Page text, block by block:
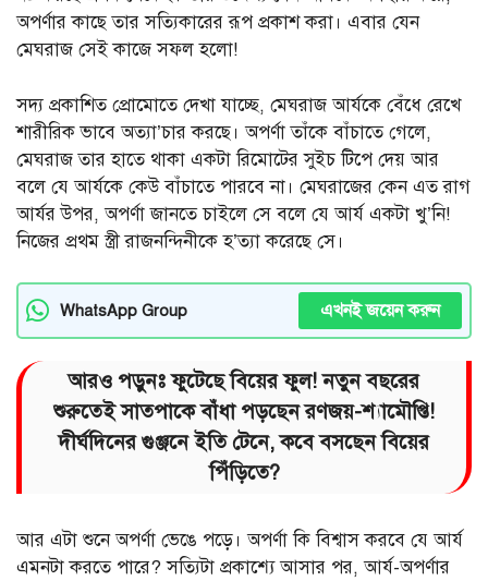
অপর্ণার কাছে তার সত্যিকারের রূপ প্রকাশ করা। এবার যেন
মেঘরাজ সেই কাজে সফল হলো!
সদ্য প্রকাশিত প্রোমোতে দেখা যাচ্ছে, মেঘরাজ আর্যকে বেঁধে রেখে
শারীরিক ভাবে অত্যা’চার করছে। অপর্ণা তাঁকে বাঁচাতে গেলে,
মেঘরাজ তার হাতে থাকা একটা রিমোটের সুইচ টিপে দেয় আর
বলে যে আর্যকে কেউ বাঁচাতে পারবে না। মেঘরাজের কেন এত রাগ
আর্যর উপর, অপর্ণা জানতে চাইলে সে বলে যে আর্য একটা খু’নি!
নিজের প্রথম স্ত্রী রাজনন্দিনীকে হ’ত্যা করেছে সে।
WhatsApp Group এখনই জয়েন করুন
আরও পড়ুনঃ ফুটেছে বিয়ের ফুল! নতুন বছরের
শুরুতেই সাতপাকে বাঁধা পড়ছেন রণজয়-শ্যামৌপ্তি!
দীর্ঘদিনের গুঞ্জনে ইতি টেনে, কবে বসছেন বিয়ের
পিঁড়িতে?
আর এটা শুনে অপর্ণা ভেঙে পড়ে। অপর্ণা কি বিশ্বাস করবে যে আর্য
এমনটা করতে পারে? সত্যিটা প্রকাশ্যে আসার পর, আর্য-অপর্ণার